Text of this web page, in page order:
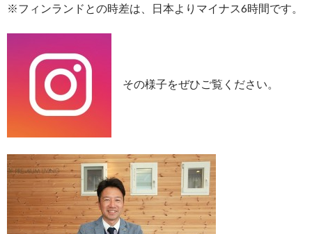
※フィンランドとの時差は、日本よりマイナス6時間です。
その様子をぜひご覧ください。